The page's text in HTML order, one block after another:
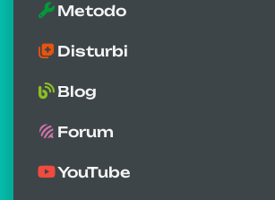
Metodo
Disturbi
Blog
Forum
YouTube